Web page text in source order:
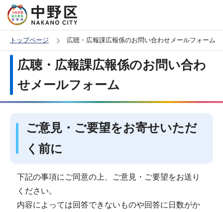
の
ー
頭
トップページ 広聴・広報課広報係のお問い合わせメールフォーム
こ
広聴・広報課広報係のお問い合わ
せメールフォーム
ご意見・ご要望をお寄せいただ
く前に
下記の事項にご同意の上、ご意見・ご要望をお送り
ください。
内容によっては回答できないものや回答に日数がか